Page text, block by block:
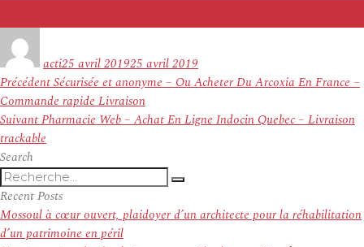
actile
25 avril 201925 avril 2019
Navigation
de
l’article
PrécédentArticle
précédent :
Sécurisée et anonyme – Ou Acheter Du Arcoxia En France –
Commande rapide Livraison
SuivantArticle
suivant :
Pharmacie Web – Achat En Ligne Indocin Quebec – Livraison
trackable
Search
Recherche
pour
:
Recherche
Recent Posts
Mossoul à cœur ouvert, plaidoyer d’un architecte pour la réhabilitation
d’un patrimoine en péril